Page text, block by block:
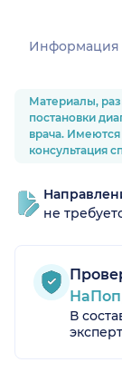
Информация
Материалы,
постановки
врача.
консультация
не
В